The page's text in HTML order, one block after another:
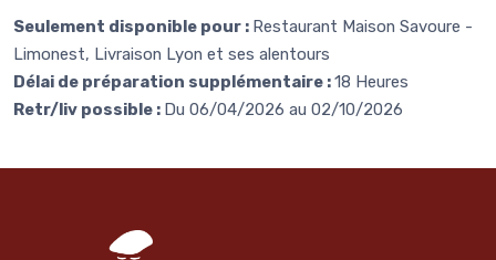
Seulement disponible pour : Restaurant Maison Savoure -
Limonest, Livraison Lyon et ses alentours
Délai de préparation supplémentaire :18 Heures
Retr/liv possible : Du 06/04/2026 au 02/10/2026